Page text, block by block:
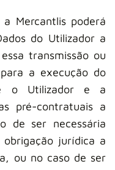
Mercantlis poderá
do Utilizador a
transmissão ou
a execução do
o Utilizador e a
pré-contratuais a
de ser necessária
jurídica a
ou no caso de ser